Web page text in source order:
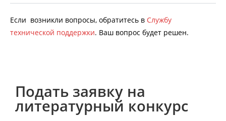
Если возникли вопросы, обратитесь в Службу
технической поддержки. Ваш вопрос будет решен.
Подать заявку на
литературный конкурс